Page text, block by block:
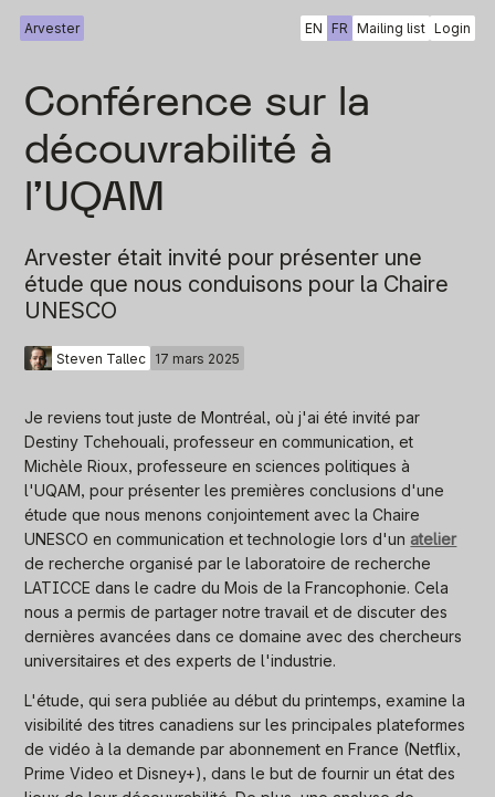
Arvester EN FR Mailing list Login
Conférence sur la
découvrabilité à
l'UQAM
Arvester était invité pour présenter une
étude que nous conduisons pour la Chaire
UNESCO
Steven Tallec 17 mars 2025
Je reviens tout juste de Montréal, où j'ai été invité par
Destiny Tchehouali, professeur en communication, et
Michèle Rioux, professeure en sciences politiques à
l'UQAM, pour présenter les premières conclusions d'une
étude que nous menons conjointement avec la Chaire
UNESCO en communication et technologie lors d'un atelier
de recherche organisé par le laboratoire de recherche
LATICCE dans le cadre du Mois de la Francophonie. Cela
nous a permis de partager notre travail et de discuter des
dernières avancées dans ce domaine avec des chercheurs
universitaires et des experts de l'industrie.
L'étude, qui sera publiée au début du printemps, examine la
visibilité des titres canadiens sur les principales plateformes
de vidéo à la demande par abonnement en France (Netflix,
Prime Video et Disney+), dans le but de fournir un état des